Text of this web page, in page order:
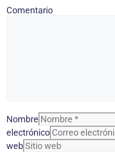
Comentario
Nombre
electrónico
web